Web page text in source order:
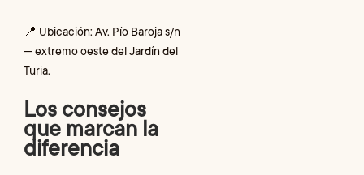
📍 Ubicación: Av. Pío Baroja s/n
— extremo oeste del Jardín del
Turia.
Los consejos
que marcan la
diferencia